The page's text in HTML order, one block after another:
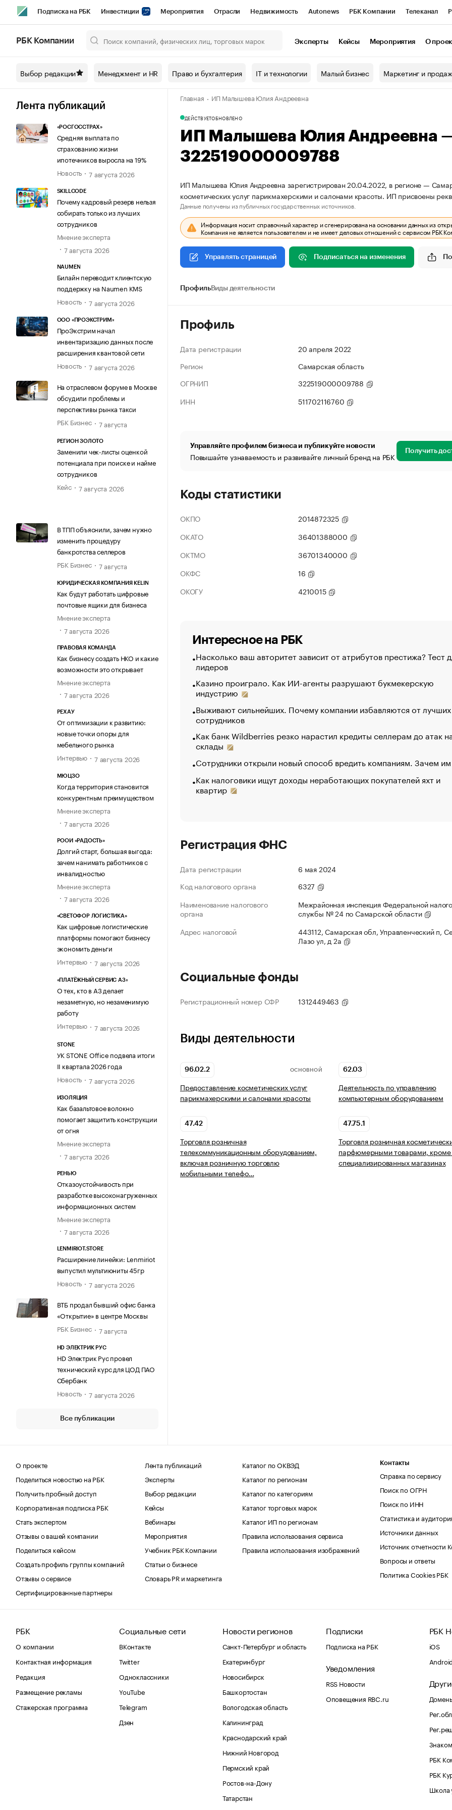
Подписка на РБК Инвестиции Мероприятия Отрасли Недвижимость Autonews РБК Компании Телеканал
Спецпроекты СПб Конференции СПб Спецпроекты Проверка контрагентов
Технологии и медиа Рынок наличной валюты
РБК Компании Эксперты Кейсы Мероприятия О
Выбор редакции Менеджмент и HR Право и бухгалтерия IT и технологии Малый бизнес Маркетинг и
Лента публикаций
«РОСГОССТРАХ»
Средняя выплата по
страхованию жизни
ипотечников выросла на 19%
Новость
7 августа 2026
SKILLCODE
Почему кадровый резерв нельзя
собирать только из лучших
сотрудников
Мнение эксперта
7 августа 2026
NAUMEN
Билайн переводит клиентскую
поддержку на Naumen KMS
Новость
7 августа 2026
ООО «ПРОЭКСТРИМ»
ПроЭкстрим начал
инвентаризацию данных после
расширения квантовой сети
Новость
7 августа 2026
На отраслевом форуме в Москве
обсудили проблемы и
перспективы рынка такси
РБК Бизнес
7 августа
РЕГИОН ЗОЛОТО
Заменили чек-листы оценкой
потенциала при поиске и найме
сотрудников
Кейс
7 августа 2026
В ТПП объяснили, зачем нужно
изменить процедуру
банкротства селлеров
РБК Бизнес
7 августа
ЮРИДИЧЕСКАЯ КОМПАНИЯ KELIN
Как будут работать цифровые
почтовые ящики для бизнеса
Мнение эксперта
7 августа 2026
ПРАВОВАЯ КОМАНДА
Как бизнесу создать НКО и какие
возможности это открывает
Мнение эксперта
7 августа 2026
РЕХАУ
От оптимизации к развитию:
новые точки опоры для
мебельного рынка
Интервью
7 августа 2026
МЮЦЗО
Когда территория становится
конкурентным преимуществом
Мнение эксперта
7 августа 2026
РООИ «РАДОСТЬ»
Долгий старт, большая выгода:
зачем нанимать работников с
инвалидностью
Мнение эксперта
7 августа 2026
«СВЕТОФОР ЛОГИСТИКА»
Как цифровые логистические
платформы помогают бизнесу
экономить деньги
Интервью
7 августа 2026
«ПЛАТЁЖНЫЙ СЕРВИС А3»
О тех, кто в А3 делает
незаметную, но незаменимую
работу
Интервью
7 августа 2026
STONE
УК STONE Office подвела итоги
II квартала 2026 года
Новость
7 августа 2026
ИЗОЛЯЦИЯ
Как базальтовое волокно
помогает защитить конструкции
от огня
Мнение эксперта
7 августа 2026
РЕНЬЮ
Отказоустойчивость при
разработке высоконагруженных
информационных систем
Мнение эксперта
7 августа 2026
LENMIRIOT.STORE
Расширение линейки: Lenmiriot
выпустил мультиюниты 45гр
Новость
7 августа 2026
ВТБ продал бывший офис банка
«Открытие» в центре Москвы
РБК Бизнес
7 августа
HD ЭЛЕКТРИК РУС
HD Электрик Рус провел
технический курс для ЦОД ПАО
Сбербанк
Новость
7 августа 2026
Все публикации
Главная ИП Малышева Юлия Андреевна
ДЕЙСТВУЕТОБНОВЛЕНО
ИП Малышева Юлия Андреевна
322519000009788
ИП Малышева Юлия Андреевна зарегистрирован 20.04.2022, в регионе —
косметических услуг парикмахерскими и салонами красоты. ИП присвоены
Данные получены из публичных государственных источников.
Информация носит справочный характер и сгенерирована на основании данных из
Компания не является пользователем и не имеет деловых отношений с сервисом РБК
Управлять страницей Подписаться на изменения
ПрофильВиды деятельности
Профиль
Дата регистрации
20 апреля 2022
Регион
Самарская область
ОГРНИП
322519000009788
ИНН
511702116760
Управляйте профилем бизнеса и публикуйте новости
Повышайте узнаваемость и развивайте личный бренд на РБК Получить
Коды статистики
ОКПО
2014872325
ОКАТО
36401388000
ОКТМО
36701340000
ОКФС
16
ОКОГУ
4210015
Интересное на РБК
Насколько ваш авторитет зависит от атрибутов престижа? Тест
лидеров
Казино проиграло. Как ИИ-агенты разрушают букмекерскую
индустрию
Выживают сильнейших. Почему компании избавляются от лучших
сотрудников
Как банк Wildberries резко нарастил кредиты селлерам до атак
склады
Сотрудники открыли новый способ вредить компаниям. Зачем
Как налоговики ищут доходы неработающих покупателей яхт и
квартир
Регистрация ФНС
Дата регистрации
6 мая 2024
Код налогового органа
6327
Наименование налогового
органа
Межрайонная инспекция Федеральной
службы № 24 по Самарской области
Адрес налоговой
443112, Самарская обл, Управленческий п,
Лазо ул, д 2а
Социальные фонды
Регистрационный номер СФР 1312449463
Виды деятельности
96.02.2 ОСНОВНОЙ
Предоставление косметических услуг
парикмахерскими и салонами красоты
62.03
Деятельность по управлению
компьютерным оборудованием
47.42
Торговля розничная
телекоммуникационным оборудованием,
включая розничную торговлю
мобильными телефо…
47.75.1
Торговля розничная
парфюмерными товарами,
специализированных магазинах
О проекте
Поделиться новостью на РБК
Получить пробный доступ
Корпоративная подписка РБК
Стать экспертом
Отзывы о вашей компании
Поделиться кейсом
Создать профиль группы компаний
Отзывы о сервисе
Сертифицированные партнеры
Лента публикаций
Эксперты
Выбор редакции
Кейсы
Вебинары
Мероприятия
Учебник РБК Компании
Статьи о бизнесе
Словарь PR и маркетинга
Каталог по ОКВЭД
Каталог по регионам
Каталог по категориям
Каталог торговых марок
Каталог ИП по регионам
Правила использования сервиса
Правила использования изображений
Контакты
Справка по сервису
Поиск по ОГРН
Поиск по ИНН
Статистика и
Источники данных
Источник отчетности
Вопросы и ответы
Политика Cookies РБК
РБК
О компании
Контактная информация
Редакция
Размещение рекламы
Стажерская программа
Социальные сети
ВКонтакте
Twitter
Одноклассники
YouTube
Telegram
Дзен
Новости регионов
Санкт-Петербург и область
Екатеринбург
Новосибирск
Башкортостан
Вологодская область
Калининград
Краснодарский край
Нижний Новгород
Пермский край
Ростов-на-Дону
Татарстан
Подписки
Подписка на РБК
Уведомления
RSS Новости
Оповещения RBC.ru
РБК
iOS
РБК
РБК
Школа